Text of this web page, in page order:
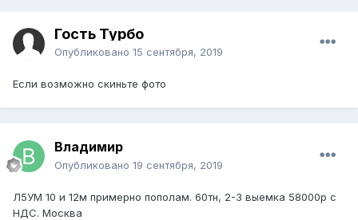
Гость Турбо
Опубликовано 15 сентября, 2019
Если возможно скиньте фото
Владимир
Опубликовано 19 сентября, 2019
Л5УМ 10 и 12м примерно пополам. 60тн, 2-3 выемка 58000р с
НДС. Москва